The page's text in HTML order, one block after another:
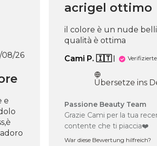
Veröffentlichungsdatum
08/26
e
acrigel ottimo
il colore è un nude
qualità è ottima
Cami P. 🇮🇹
Übersetze ins
des
zur
Passione Beauty Team
Grazie Cami per la tua
contente che ti piaccia❤️
War diese Bewertung hilfreich?